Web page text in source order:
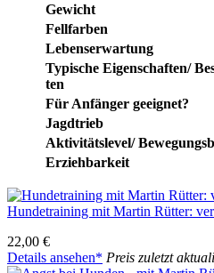
Gewicht
Fell­far­ben
Lebens­er­war­tung
Typi­sche Eigenschaften/
ten
Für Anfän­ger geeig­net?
Jagd­trieb
Aktivitätslevel/
Erzieh­bar­keit
Hun­de­trai­ning mit Mar­tin Rüt­ter:
22,00 €
Details anse­hen* Preis zuletzt